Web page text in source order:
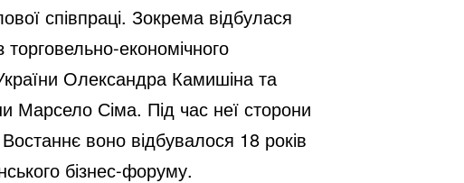
співпраці. Зокрема відбулася
торговельно-економічного
Олександра Камишіна та
Марсело Сіма. Під час неї сторони
воно відбувалося 18 років
бізнес-форуму.